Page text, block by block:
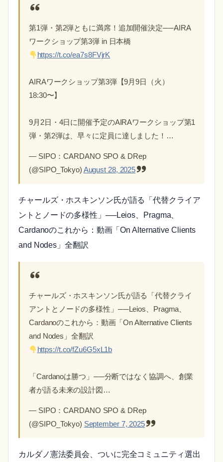
第1弾・第2弾ともに満席！追加開催決定──AIRA
ワークショップ第3弾 in 日本橋
https://t.co/ea7s8FVjrK
AIRAワークショップ第3弾【9月9日（火）
18:30〜】
9月2日・4日に開催予定のAIRAワークショップ第1
弾・第2弾は、早々に定員に達しました！…
— SIPO：CARDANO SPO & DRep
(@SIPO_Tokyo) August 28, 2025
チャールズ・ホスキンソン氏が語る「代替クライア
ントとノードの多様性」──Leios、Pragma、
Cardanoのこれから：動画「On Alternative Clients
and Nodes」全翻訳
チャールズ・ホスキンソン氏が語る「代替クライ
アントとノードの多様性」──Leios、Pragma、
Cardanoのこれから：動画「On Alternative Clients
and Nodes」全翻訳
https://t.co/fZu6G5xL1b
「Cardanoは勝つ」──分断ではなく協調へ、創業
者が語る未来の設計図…
— SIPO：CARDANO SPO & DRep
(@SIPO_Tokyo) September 7, 2025
カルダノ憲法委員会、ついに完全コミュニティ選出